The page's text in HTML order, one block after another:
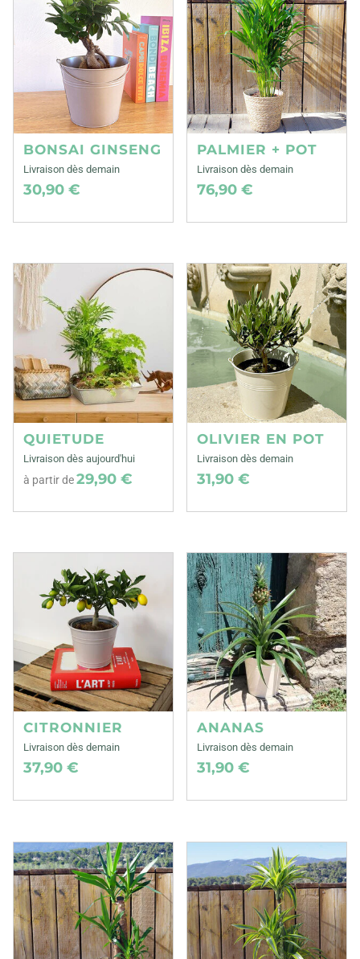
BONSAI GINSENG
Livraison dès demain
30,90 €
PALMIER + POT
Livraison dès demain
76,90 €
QUIETUDE
Livraison dès aujourd'hui
à partir de29,90 €
OLIVIER EN POT
Livraison dès demain
31,90 €
CITRONNIER
Livraison dès demain
37,90 €
ANANAS
Livraison dès demain
31,90 €